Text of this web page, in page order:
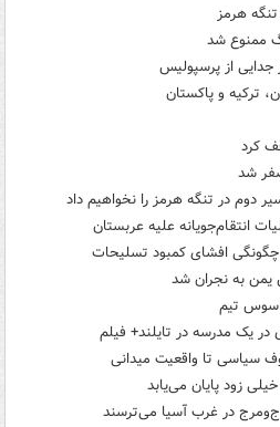
هرمز
ممنوع شد
از پرسپولیس
ترکیه و پاکستان
کرد
شد
دوم در تنگه هرمز را نخواهیم داد
انتقام‌جویانه علیه عربستان
چگونگی افشای کمبود تسلیحات
یمن به نجران شد
تیم
سیاسی تا واقعیت میدانی
زود پایان می‌یابد
در غرب آسیا می‌ترسند